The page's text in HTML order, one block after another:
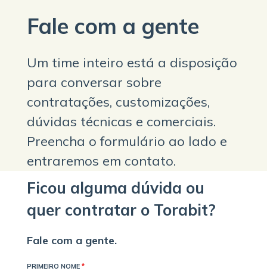
Fale com a gente
Um time inteiro está a disposição
para conversar sobre
contratações, customizações,
dúvidas técnicas e comerciais.
Preencha o formulário ao lado e
entraremos em contato.
Ficou alguma dúvida ou
quer contratar o Torabit?
Fale com a gente.
PRIMEIRO NOME *